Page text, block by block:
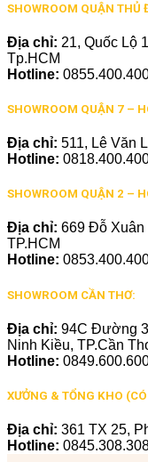
SHOWROOM QUẬN THỦ
Địa chỉ: 21, Quốc Lộ
Tp.HCM
Hotline:
SHOWROOM QUẬN 7 –
Địa chỉ: 511, Lê Văn
Hotline:
SHOWROOM QUẬN 2 –
Địa chỉ: 669 Đỗ Xuân
TP.HCM
Hotline:
SHOWROOM CẦN THƠ:
Địa chỉ: 94C Đường
Ninh Kiều, TP.Cần
Hotline:
XƯỞNG & TỔNG KHO
Địa chỉ: 361 TX 25,
Hotline: